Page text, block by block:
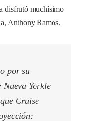
disfrutó muchísimo
Anthony Ramos.
por su
Yorkle
que Cruise